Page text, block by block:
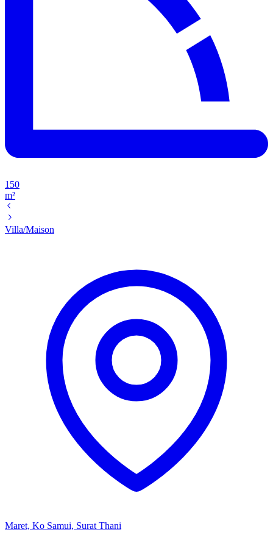
150
m²
Villa/Maison
Maret, Ko Samui, Surat Thani